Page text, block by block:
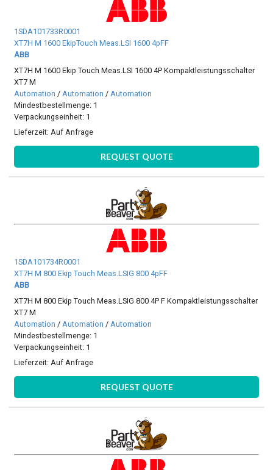
1SDA101733R0001
XT7H M 1600 EkipTouch Meas.LSI 1600 4pFF
ABB
XT7H M 1600 Ekip Touch Meas.LSI 1600 4P Kompaktleistungsschalter
XT7 M
Automation / Automation / Automation
Mindestbestellmenge: 1
Verpackungseinheit: 1
Lieferzeit:Auf Anfrage
REQUEST QUOTE
1SDA101734R0001
XT7H M 800 Ekip Touch Meas.LSIG 800 4pFF
ABB
XT7H M 800 Ekip Touch Meas.LSIG 800 4P F Kompaktleistungsschalter
XT7 M
Automation / Automation / Automation
Mindestbestellmenge: 1
Verpackungseinheit: 1
Lieferzeit: Auf Anfrage
REQUEST QUOTE